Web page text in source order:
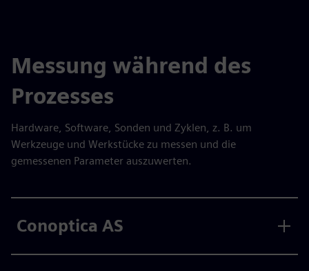
Messung während des
Prozesses
Hardware, Software, Sonden und Zyklen, z. B. um
Werkzeuge und Werkstücke zu messen und die
gemessenen Parameter auszuwerten.
Conoptica AS